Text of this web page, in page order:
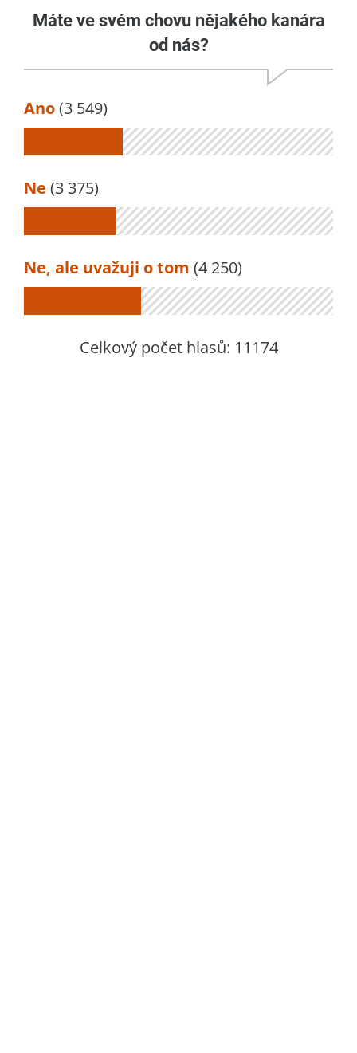
Máte ve svém chovu nějakého kanára
od nás?
Ano(3 549)
Ne (3 375)
Ne, ale uvažuji o tom (4 250)
Celkový počet hlasů: 11174